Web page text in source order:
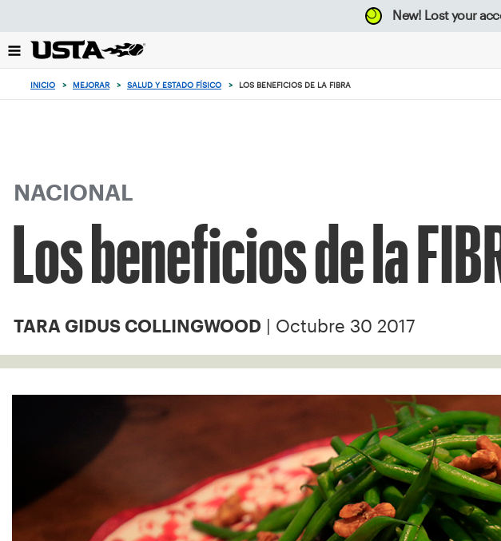
el
botón
New! Lost your
INICIO > MEJORAR > SALUD Y ESTADO FÍSICO > LOS BENEFICIOS DE LA FIBRA
NACIONAL
Los beneficios de la
TARA GIDUS COLLINGWOOD | Octubre 30 2017